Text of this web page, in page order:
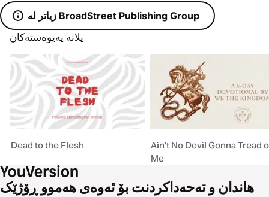
زیاتر لە BroadStreet Publishing Group
پلانە پەیوەستەکان
Dead to the Flesh
Ain't No Devil Gonna Tread
Me
هاندان و تەحەداکردنت بۆ ئەوەی هەموو ڕۆژێک